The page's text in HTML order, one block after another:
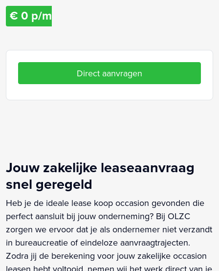
€ 0 p/m
Direct aanvragen
Jouw zakelijke leaseaanvraag
snel geregeld
Heb je de ideale lease koop occasion gevonden die
perfect aansluit bij jouw onderneming? Bij OLZC
zorgen we ervoor dat je als ondernemer niet verzandt
in bureaucreatie of eindeloze aanvraagtrajecten.
Zodra jij de berekening voor jouw zakelijke occasion